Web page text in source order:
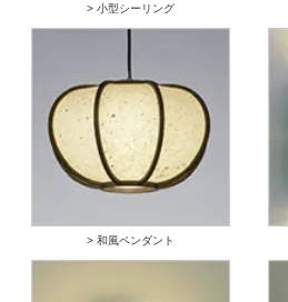
> 小型シーリング
> 和風ペンダント